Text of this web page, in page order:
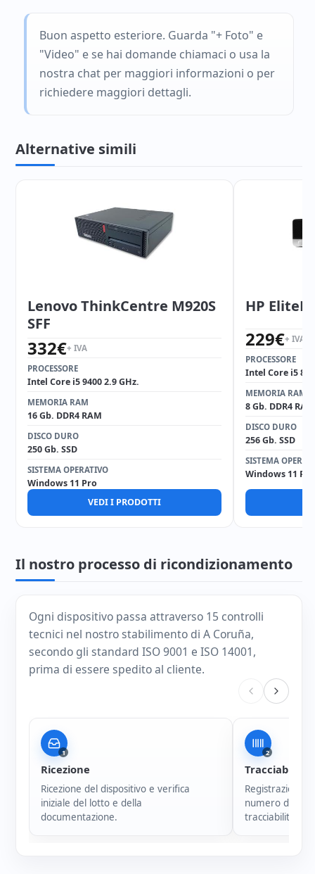
Buon aspetto esteriore. Guarda "+ Foto" e
"Video" e se hai domande chiamaci o usa la
nostra chat per maggiori informazioni o per
richiedere maggiori dettagli.
Alternative simili
Lenovo ThinkCentre M920S
SFF
332€+ IVA
PROCESSORE
Intel Core i5 9400 2.9 GHz.
MEMORIA RAM
16 Gb. DDR4 RAM
DISCO DURO
250 Gb. SSD
SISTEMA OPERATIVO
Windows 11 Pro
VEDI I PRODOTTI
HP
229€+ IVA
PROCESSORE
Intel Core i5
MEMORIA RAM
8 Gb. DDR4 RAM
DISCO DURO
256 Gb. SSD
SISTEMA
Windows 11 Pro
Il nostro processo di ricondizionamento
Ogni dispositivo passa attraverso 15 controlli
tecnici nel nostro stabilimento di A Coruña,
secondo gli standard ISO 9001 e ISO 14001,
prima di essere spedito al cliente.
1
Ricezione
Ricezione del dispositivo e verifica
iniziale del lotto e della
documentazione.
2
Tracciabilità
Registrazione
numero di
tracciabilità di